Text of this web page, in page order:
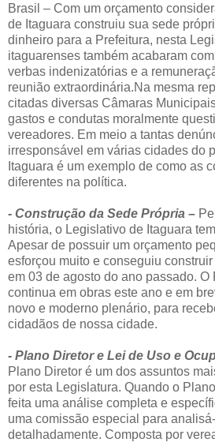
Brasil – Com um orçamento
de Itaguara construiu sua sede
dinheiro para a Prefeitura, nesta
itaguarenses também acabaram
verbas indenizatórias e a
reunião extraordinária.Na mesma
citadas diversas Câmaras
gastos e condutas moralmente
vereadores. Em meio a tantas
irresponsável em várias cidades do
Itaguara é um exemplo de como as
diferentes na política.
- Construção da Sede Própria –
história, o Legislativo de Itaguara
Apesar de possuir um orçamento
esforçou muito e conseguiu
em 03 de agosto do ano passado.
continua em obras este ano e em
novo e moderno plenário, para
cidadãos de nossa cidade.
- Plano Diretor e Lei de Uso e
Plano Diretor é um dos assuntos
por esta Legislatura. Quando o
feita uma análise completa e
uma comissão especial para
detalhadamente. Composta por